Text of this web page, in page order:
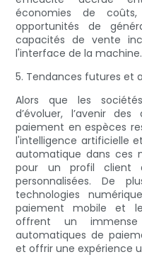
économies de
opportunités de
capacités de vente
l'interface de la machine.
5. Tendances futures et
Alors que les
d’évoluer, l’avenir
paiement en espèces
l'intelligence artificielle
automatique dans ces
pour un profil client
personnalisées. De
technologies
paiement mobile et
offrent un immense
automatiques de
et offrir une expérience